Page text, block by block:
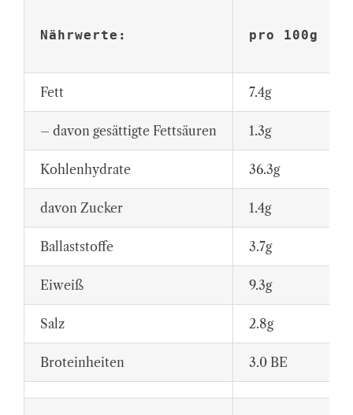
Nährwerte: pro 100g
Fett 7.4g
– davon gesättigte Fettsäuren 1.3g
Kohlenhydrate 36.3g
davon Zucker 1.4g
Ballaststoffe 3.7g
Eiweiß 9.3g
Salz 2.8g
Broteinheiten 3.0 BE